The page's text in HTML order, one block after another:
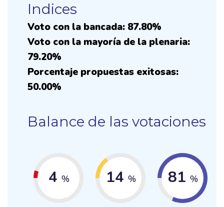
Indices
Voto con la bancada: 87.80%
Voto con la mayoría de la plenaria:
79.20%
Porcentaje propuestas exitosas:
50.00%
Balance de las votaciones
4 % 14 % 81 %